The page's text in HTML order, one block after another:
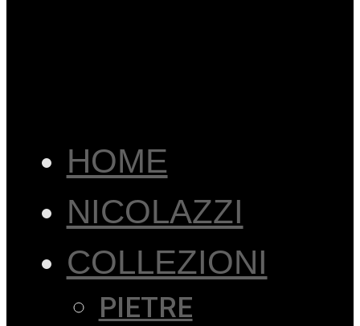
HOME
NICOLAZZI
COLLEZIONI
PIETRE